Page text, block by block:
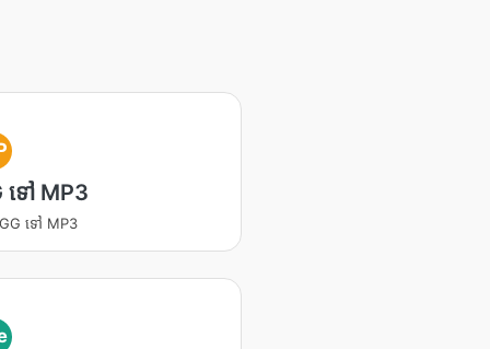
ទៅ MP3
ទៅ MP3